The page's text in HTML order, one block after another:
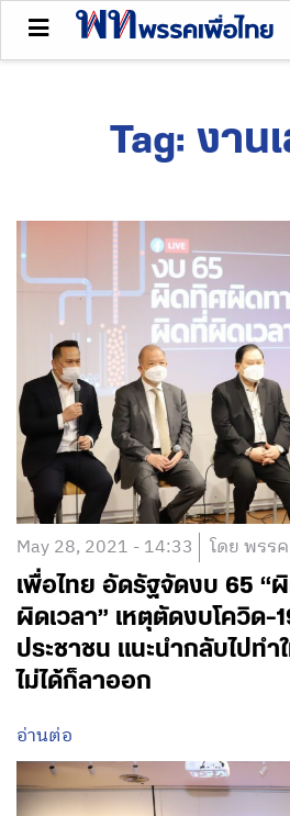
Tag: งาน
May 28, 2021 - 14:33 โดย พรร
เพื่อไทย อัดรัฐจัดงบ 65
ผิดเวลา” เหตุตัดงบโควิด-
ประชาชน แนะนำกลับไปทำ
ไม่ได้ก็ลาออก
อ่านต่อ